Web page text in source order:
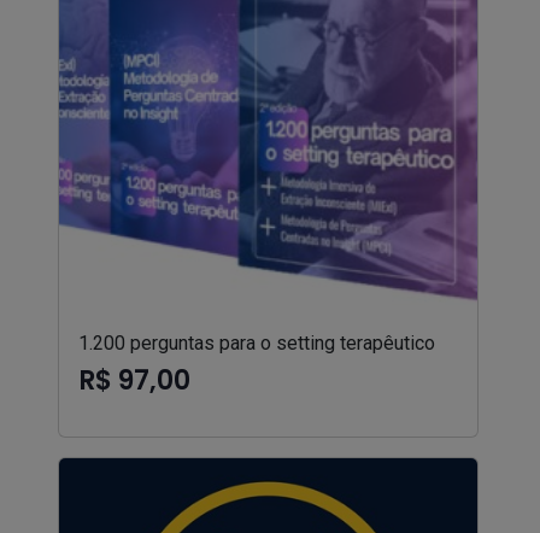
1.200 perguntas para o setting terapêutico
R$ 97,00